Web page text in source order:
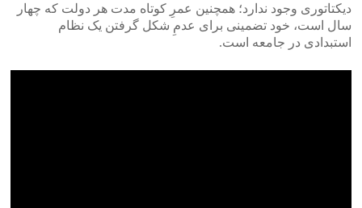
دیکتاتوری وجود ندارد؛ همچنین عمرِ کوتاه مدت هر دولت که چهار
سال است، خود تضمینی برای عدمِ شکل گرفتن یک نظام
استبدادی در جامعه است.